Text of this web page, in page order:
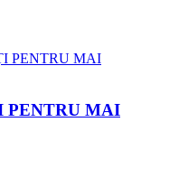
PENTRU MAI